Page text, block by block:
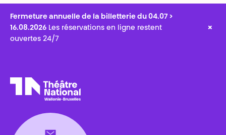
Fermeture annuelle de la billetterie du 04.07 >
16.08.2026 Les réservations en ligne restent
ouvertes 24/7
×